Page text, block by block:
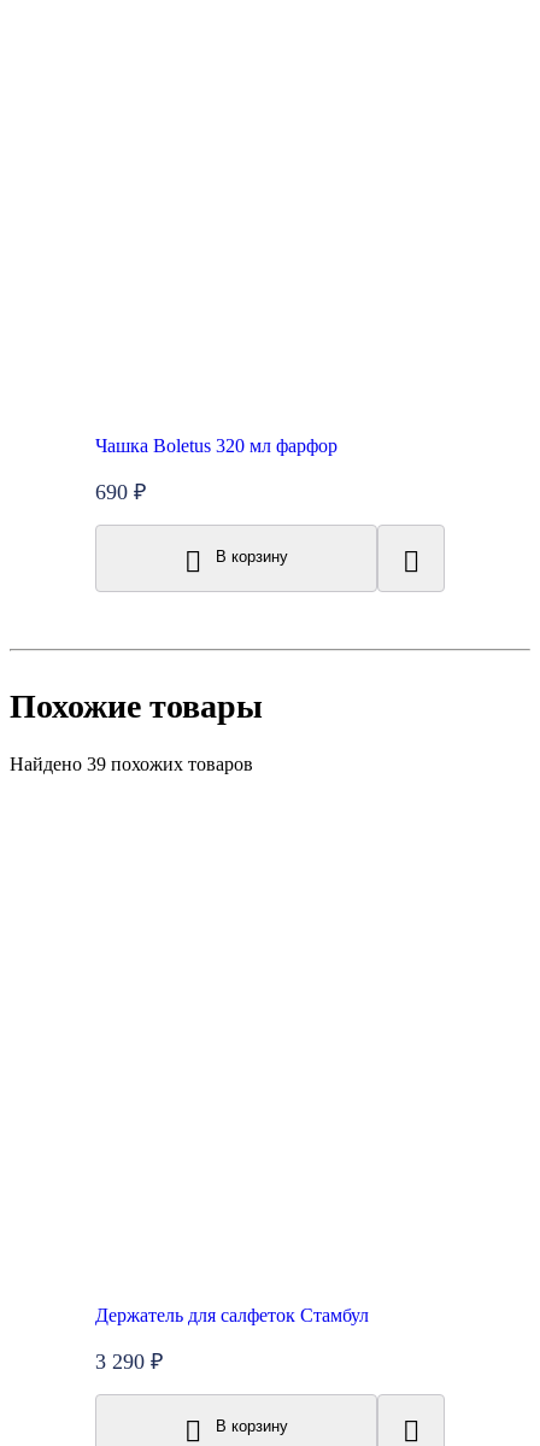
Чашка Boletus 320 мл фарфор
690 ₽
В корзину
Похожие товары
Найдено 39 похожих товаров
Держатель для салфеток Стамбул
3 290 ₽
В корзину